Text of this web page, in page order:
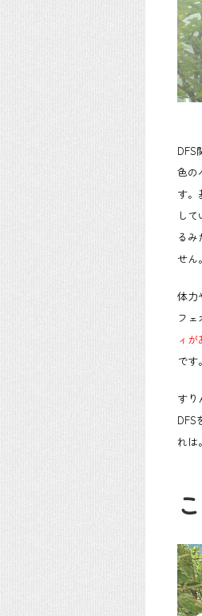
DFS
色の
す。
し
る
せん。
体力
フェ
ィ
です。
すり
DFS
れは。
こ